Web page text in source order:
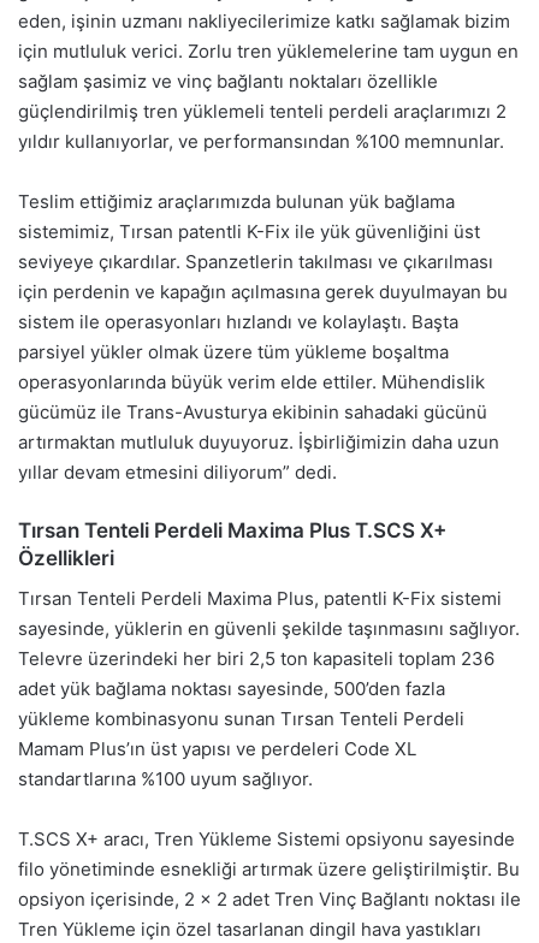
eden, işinin uzmanı nakliyecilerimize katkı sağlamak bizim
için mutluluk verici. Zorlu tren yüklemelerine tam uygun en
sağlam şasimiz ve vinç bağlantı noktaları özellikle
güçlendirilmiş tren yüklemeli tenteli perdeli araçlarımızı 2
yıldır kullanıyorlar, ve performansından %100 memnunlar.
Teslim ettiğimiz araçlarımızda bulunan yük bağlama
sistemimiz, Tırsan patentli K-Fix ile yük güvenliğini üst
seviyeye çıkardılar. Spanzetlerin takılması ve çıkarılması
için perdenin ve kapağın açılmasına gerek duyulmayan bu
sistem ile operasyonları hızlandı ve kolaylaştı. Başta
parsiyel yükler olmak üzere tüm yükleme boşaltma
operasyonlarında büyük verim elde ettiler. Mühendislik
gücümüz ile Trans-Avusturya ekibinin sahadaki gücünü
artırmaktan mutluluk duyuyoruz. İşbirliğimizin daha uzun
yıllar devam etmesini diliyorum” dedi.
Tırsan Tenteli Perdeli Maxima Plus T.SCS X+
Özellikleri
Tırsan Tenteli Perdeli Maxima Plus, patentli K-Fix sistemi
sayesinde, yüklerin en güvenli şekilde taşınmasını sağlıyor.
Televre üzerindeki her biri 2,5 ton kapasiteli toplam 236
adet yük bağlama noktası sayesinde, 500’den fazla
yükleme kombinasyonu sunan Tırsan Tenteli Perdeli
Mamam Plus’ın üst yapısı ve perdeleri Code XL
standartlarına %100 uyum sağlıyor.
T.SCS X+ aracı, Tren Yükleme Sistemi opsiyonu sayesinde
filo yönetiminde esnekliği artırmak üzere geliştirilmiştir. Bu
opsiyon içerisinde, 2 x 2 adet Tren Vinç Bağlantı noktası ile
Tren Yükleme için özel tasarlanan dingil hava yastıkları